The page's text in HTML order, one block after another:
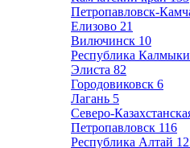
Петропавловск-
Елизово 21
Вилючинск 10
Республика
Элиста 82
Городовиковск 6
Лагань 5
Северо-
Петропавловск 116
Республика Алтай